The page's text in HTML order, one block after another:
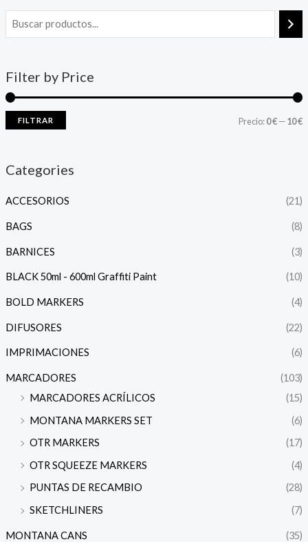
Filter by Price
FILTRAR Precio:0 €—10 €
Categories
ACCESORIOS (21)
BAGS (8)
BARNICES (3)
BLACK 50ml - 600ml Graffiti Paint (10)
BOLD MARKERS (4)
DIFUSORES (22)
IMPRIMACIONES (6)
MARCADORES
(103)
MARCADORES ACRÍLICOS
(15)
MONTANA MARKERS SET
(6)
OTR MARKERS
(17)
OTR SQUEEZE MARKERS
(4)
PUNTAS DE RECAMBIO
(28)
SKETCHLINERS
(7)
MONTANA CANS (35)